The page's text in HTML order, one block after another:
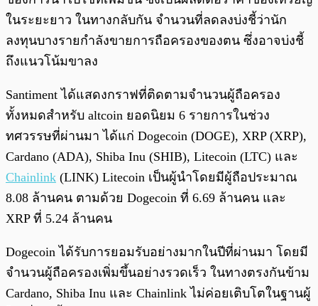
ในระยะยาว ในทางกลับกัน จำนวนที่ลดลงบ่งชี้ว่านัก
ลงทุนบางรายกำลังขายการถือครองของตน ซึ่งอาจบ่งชี้
ถึงแนวโน้มขาลง
Santiment ได้แสดงกราฟที่ติดตามจำนวนผู้ถือครอง
ทั้งหมดสำหรับ altcoin ยอดนิยม 6 รายการในช่วง
ทศวรรษที่ผ่านมา ได้แก่ Dogecoin (DOGE), XRP (XRP),
Cardano (ADA), Shiba Inu (SHIB), Litecoin (LTC) และ
Chainlink (LINK) Litecoin เป็นผู้นำโดยมีผู้ถือประมาณ
8.08 ล้านคน ตามด้วย Dogecoin ที่ 6.69 ล้านคน และ
XRP ที่ 5.24 ล้านคน
Dogecoin ได้รับการยอมรับอย่างมากในปีที่ผ่านมา โดยมี
จำนวนผู้ถือครองเพิ่มขึ้นอย่างรวดเร็ว ในทางตรงกันข้าม
Cardano, Shiba Inu และ Chainlink ไม่ค่อยเติบโตในฐานผู้